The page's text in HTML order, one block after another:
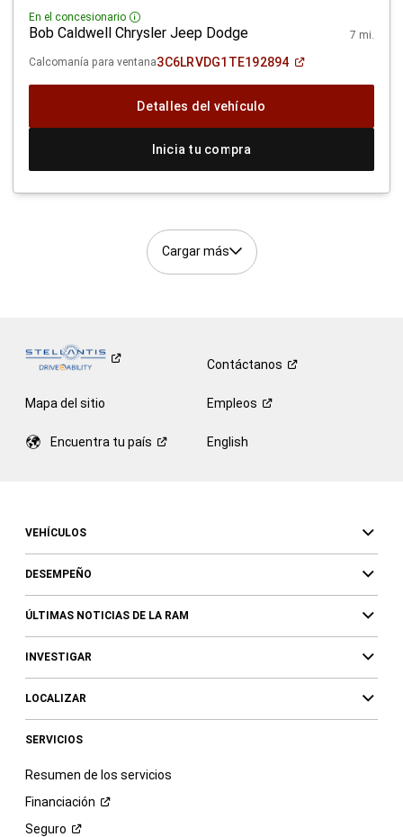
En el concesionario Disclosure
Bob Caldwell Chrysler Jeep Dodge 7 mi.
Calcomanía para ventana3C6LRVDG1TE192894
(Abrir
una
Detalles del vehículo
Inicia tu compra
Cargar más
Contáctanos
Mapa del sitio Empleos
Encuentra tu país English
VEHÍCULOS
DESEMPEÑO
ÚLTIMAS NOTICIAS DE LA RAM
INVESTIGAR
LOCALIZAR
SERVICIOS
Resumen de los servicios
Financiación
Seguro